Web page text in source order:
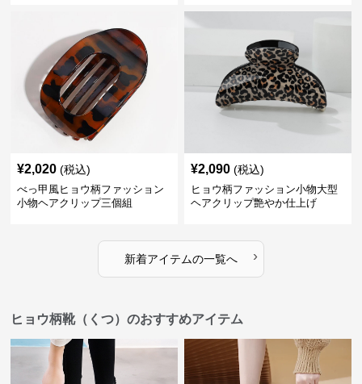
¥2,020 (税込)
べっ甲風ヒョウ柄ファッション
小物ヘアクリップ三個組
¥2,090 (税込)
ヒョウ柄ファッション小物大型
ヘアクリップ艶やか仕上げ
新着アイテムの一覧へ ›
ヒョウ柄靴（くつ）のおすすめアイテム